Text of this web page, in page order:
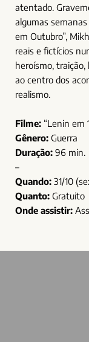
atentado.
algumas
em Outubro”,
reais e fictícios
heroísmo,
ao centro dos
realismo.
Filme: “Lenin em
Gênero: Guerra
Duração: 96 min.
–
Quando: 31/10
Quanto: Gratuito
Onde assistir: